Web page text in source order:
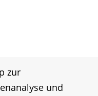
zur
und